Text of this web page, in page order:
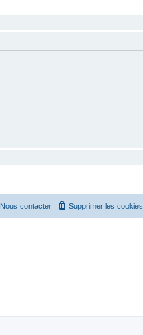
Supprimer les cookies
Nous contacter